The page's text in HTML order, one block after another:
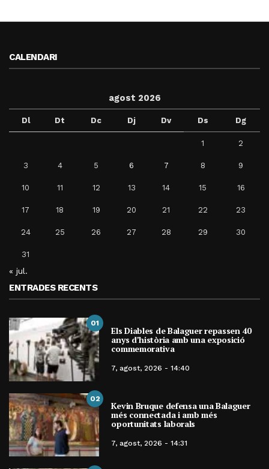
CALENDARI
agost 2026
Dl Dt Dc Dj Dv Ds Dg
1 2
3 4 5 6 7 8 9
10 11 12 13 14 15 16
17 18 19 20 21 22 23
24 25 26 27 28 29 30
31
« jul.
ENTRADES RECENTS
01
Els Diables de Balaguer repassen 40
anys d’història amb una exposició
commemorativa
7, agost, 2026 - 14:40
02
Kevin Bruque defensa una Balaguer
més connectada i amb més
oportunitats laborals
7, agost, 2026 - 14:31